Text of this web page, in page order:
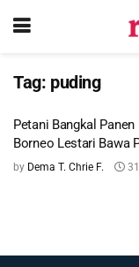
Tag: puding
Petani Bangkal
Borneo Lestari Bawa
by Dema T. Chrie F.